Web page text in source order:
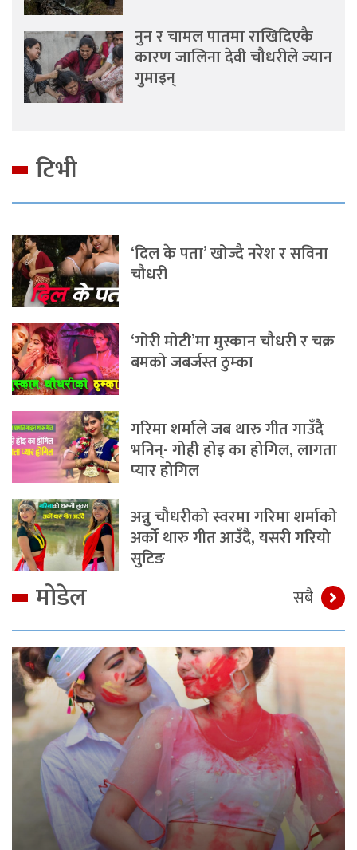
नुन र चामल पातमा राखिदिएकै
कारण जालिना देवी चौधरीले ज्यान
गुमाइन्
टिभी
‘दिल के पता’ खोज्दै नरेश र सविना
चौधरी
‘गोरी मोटी’मा मुस्कान चौधरी र चक्र
बमको जबर्जस्त ठुम्का
गरिमा शर्माले जब थारु गीत गाउँदै
भनिन्- गोही होइ का होगिल, लागता
प्यार होगिल
अन्नु चौधरीको स्वरमा गरिमा शर्माको
अर्को थारु गीत आउँदै, यसरी गरियो
सुटिङ
मोडेल सबै